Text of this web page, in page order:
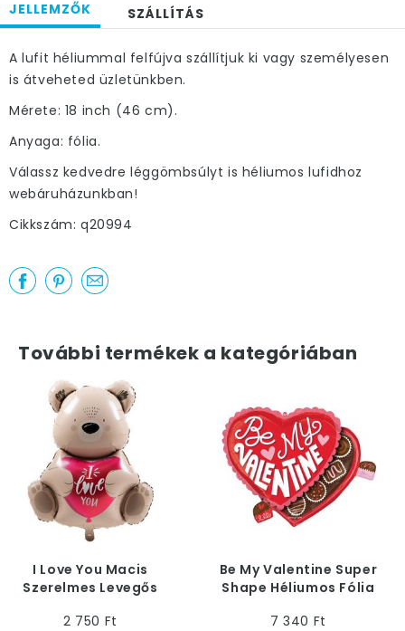
JELLEMZŐK SZÁLLÍTÁS
A lufit héliummal felfújva szállítjuk ki vagy személyesen
is átveheted üzletünkben.
Mérete: 18 inch (46 cm).
Anyaga: fólia.
Válassz kedvedre léggömbsúlyt is héliumos lufidhoz
webáruházunkban!
Cikkszám: q20994
További termékek a kategóriában
I Love You Macis
Szerelmes Levegős
2 750 Ft
Be My Valentine Super
Shape Héliumos Fólia
7 340 Ft